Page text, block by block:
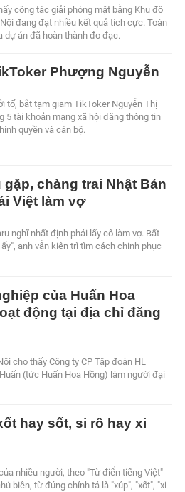
công tác giải phóng mặt bằng Khu đô
đang đạt nhiều kết quả tích cực. Toàn
dự án đã hoàn thành đo đạc.
Phượng Nguyễn
tố, bắt tạm giam TikToker Nguyễn Thị
5 tài khoản mạng xã hội đăng thông tin
quyền và cán bộ.
chàng trai Nhật Bản
Việt làm vợ
nghĩ nhất định phải lấy cô làm vợ. Bất
anh vẫn kiên trì tìm cách chinh phục
của Huấn Hoa
động tại địa chỉ đăng
cho thấy Công ty CP Tập đoàn HL
(tức Huấn Hoa Hồng) làm người đại
hay sốt, si rô hay xi
nhiều người, theo "Từ điển tiếng Việt"
biên, từ đúng chính tả là "xúp", "xốt", "xi